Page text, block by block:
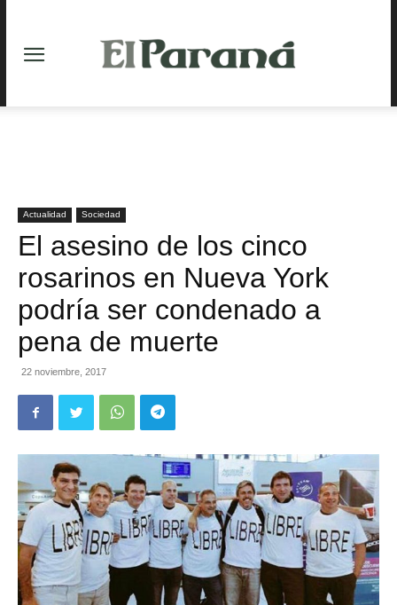
Actualidad Sociedad
El asesino de los cinco
rosarinos en Nueva York
podría ser condenado a
pena de muerte
22 noviembre, 2017